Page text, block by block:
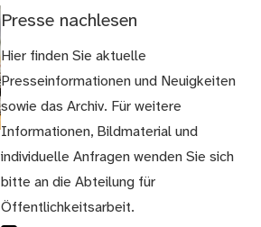
Presse nachlesen
Hier finden Sie aktuelle
Presseinformationen und Neuigkeiten
sowie das Archiv. Für weitere
Informationen, Bildmaterial und
individuelle Anfragen wenden Sie sich
bitte an die Abteilung für
Öffentlichkeitsarbeit.